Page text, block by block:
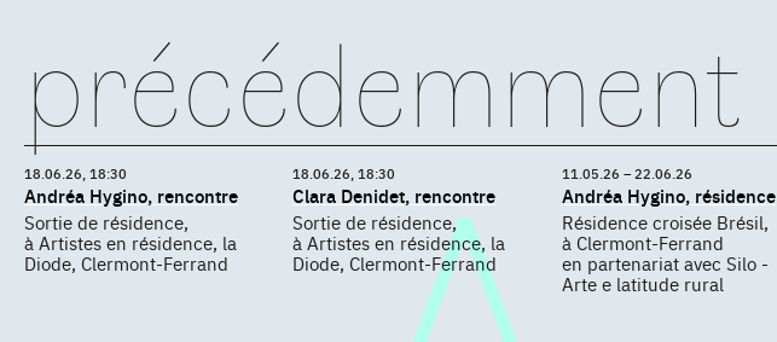
précédemment
18.06.26, 18:30
Andréa Hygino, rencontre
Sortie de résidence,
à Artistes en résidence, la
Diode, Clermont-Ferrand
18.06.26, 18:30
Clara Denidet, rencontre
Sortie de résidence,
à Artistes en résidence, la
Diode, Clermont-Ferrand
11.05.26 – 22.06.26
Andréa Hygino, résidence
Résidence croisée Brésil,
à Clermont-Ferrand
en partenariat avec Silo -
Arte e latitude rural